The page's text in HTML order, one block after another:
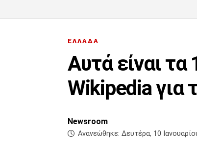
ΕΛΛΑΔΑ
Αυτά είναι
Wikipedia για
Newsroom
Ανανεώθηκε: Δευτέρα, 10